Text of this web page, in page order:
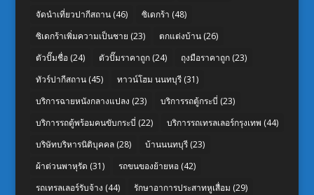
จัดนำเที่ยวปากีสถาน(46) ซิเดกร้า (48)
ซิเดกร้าเพิ่มความเป็นชาย (23) ตกแต่งบ้าน(26)
ตัวปั๊มชื่อ(24) ตัวปั๊มราคาถูก(24) ถุงมือราคาถูก(23)
ทัวร์ปากีสถาน(45) ทาวน์โฮม นนทบุรี(31)
บริการฉายหนังกลางแปลง (23) บริการรถตู้กระบี่ (23)
บริการรถตู้พร้อมคนขับกระบี่ (22) บริการรถเทรลเลอร์กรุงเทพ (44)
บริษัทบริหารนิติบุคคล(28) บ้านนนทบุรี(23)
ผ้าต่วนพาหุรัด (31) รถขนของย้ายหอ(42)
รถเทรลเลอร์รับจ้าง (44) รักษาอาการประสาทหูเสื่อม (29)